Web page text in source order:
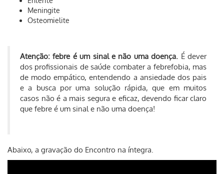
Meningite
Osteomielite
Atenção: febre é um sinal e não uma doença. É dever
dos profissionais de saúde combater a febrefobia, mas
de modo empático, entendendo a ansiedade dos pais
e a busca por uma solução rápida, que em muitos
casos não é a mais segura e eficaz, devendo ficar claro
que febre é um sinal e não uma doença!
Abaixo, a gravação do Encontro na íntegra.